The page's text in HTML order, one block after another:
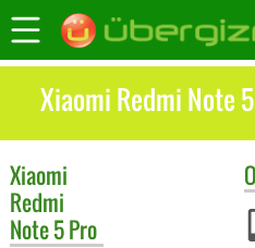
Xiaomi Redmi Note
Xiaomi
Redmi
Note 5 Pro